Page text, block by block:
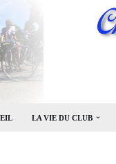
LA VIE DU CLUB